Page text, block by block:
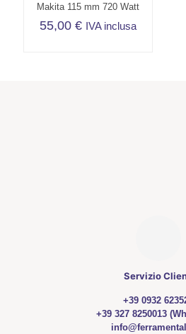
Makita 115 mm 720 Watt
55,00€ IVA inclusa
Servizio
+39 0932
+39 327 8250013